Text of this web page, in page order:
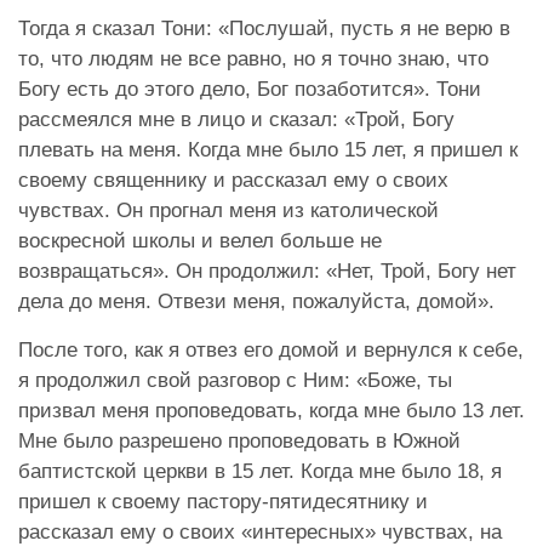
Тогда я сказал Тони: «Послушай, пусть я не верю в
то, что людям не все равно, но я точно знаю, что
Богу есть до этого дело, Бог позаботится». Тони
рассмеялся мне в лицо и сказал: «Трой, Богу
плевать на меня. Когда мне было 15 лет, я пришел к
своему священнику и рассказал ему о своих
чувствах. Он прогнал меня из католической
воскресной школы и велел больше не
возвращаться». Он продолжил: «Нет, Трой, Богу нет
дела до меня. Отвези меня, пожалуйста, домой».
После того, как я отвез его домой и вернулся к себе,
я продолжил свой разговор с Ним: «Боже, ты
призвал меня проповедовать, когда мне было 13 лет.
Мне было разрешено проповедовать в Южной
баптистской церкви в 15 лет. Когда мне было 18, я
пришел к своему пастору-пятидесятнику и
рассказал ему о своих «интересных» чувствах, на